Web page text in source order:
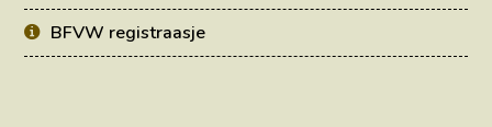
BFVW registraasje